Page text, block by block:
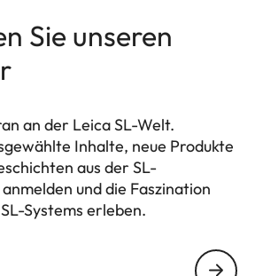
Sie unseren
an der Leica SL-Welt.
Inhalte, neue Produkte
aus der SL-
und die Faszination
Systems erleben.